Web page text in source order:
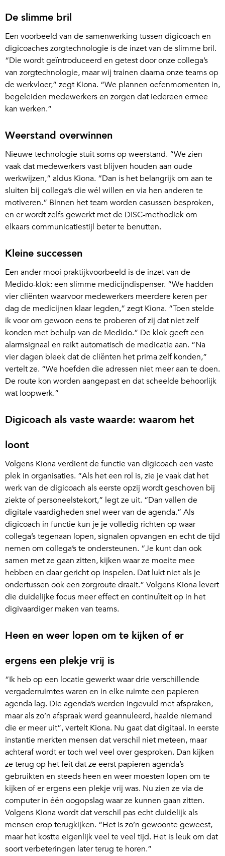
De slimme bril
Een voorbeeld van de samenwerking tussen digicoach en
digicoaches zorgtechnologie is de inzet van de slimme bril.
“Die wordt geïntroduceerd en getest door onze collega’s
van zorgtechnologie, maar wij trainen daarna onze teams op
de werkvloer,” zegt Kiona. “We plannen oefenmomenten in,
begeleiden medewerkers en zorgen dat iedereen ermee
kan werken.”
Weerstand overwinnen
Nieuwe technologie stuit soms op weerstand. “We zien
vaak dat medewerkers vast blijven houden aan oude
werkwijzen,” aldus Kiona. “Dan is het belangrijk om aan te
sluiten bij collega’s die wél willen en via hen anderen te
motiveren.” Binnen het team worden casussen besproken,
en er wordt zelfs gewerkt met de DISC-methodiek om
elkaars communicatiestijl beter te benutten.
Kleine successen
Een ander mooi praktijkvoorbeeld is de inzet van de
Medido-klok: een slimme medicijndispenser. “We hadden
vier cliënten waarvoor medewerkers meerdere keren per
dag de medicijnen klaar legden,” zegt Kiona. “Toen stelde
ik voor om gewoon eens te proberen of zij dat niet zelf
konden met behulp van de Medido.” De klok geeft een
alarmsignaal en reikt automatisch de medicatie aan. “Na
vier dagen bleek dat de cliënten het prima zelf konden,”
vertelt ze. “We hoefden die adressen niet meer aan te doen.
De route kon worden aangepast en dat scheelde behoorlijk
wat loopwerk.”
Digicoach als vaste waarde: waarom het
loont
Volgens Kiona verdient de functie van digicoach een vaste
plek in organisaties. “Als het een rol is, zie je vaak dat het
werk van de digicoach als eerste opzij wordt geschoven bij
ziekte of personeelstekort,” legt ze uit. “Dan vallen de
digitale vaardigheden snel weer van de agenda.” Als
digicoach in functie kun je je volledig richten op waar
collega’s tegenaan lopen, signalen opvangen en echt de tijd
nemen om collega’s te ondersteunen. “Je kunt dan ook
samen met ze gaan zitten, kijken waar ze moeite mee
hebben en daar gericht op inspelen. Dat lukt niet als je
ondertussen ook een zorgroute draait.” Volgens Kiona levert
die duidelijke focus meer effect en continuïteit op in het
digivaardiger maken van teams.
Heen en weer lopen om te kijken of er
ergens een plekje vrij is
“Ik heb op een locatie gewerkt waar drie verschillende
vergaderruimtes waren en in elke ruimte een papieren
agenda lag. Die agenda’s werden ingevuld met afspraken,
maar als zo’n afspraak werd geannuleerd, haalde niemand
die er meer uit”, vertelt Kiona. Nu gaat dat digitaal. In eerste
instantie merkten mensen dat verschil niet meteen, maar
achteraf wordt er toch wel veel over gesproken. Dan kijken
ze terug op het feit dat ze eerst papieren agenda’s
gebruikten en steeds heen en weer moesten lopen om te
kijken of er ergens een plekje vrij was. Nu zien ze via de
computer in één oogopslag waar ze kunnen gaan zitten.
Volgens Kiona wordt dat verschil pas echt duidelijk als
mensen erop terugkijken. “Het is zo’n gewoonte geweest,
maar het kostte eigenlijk veel te veel tijd. Het is leuk om dat
soort verbeteringen later terug te horen.”